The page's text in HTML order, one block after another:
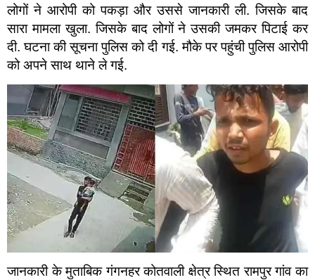
लोगों ने आरोपी को पकड़ा और उससे जानकारी ली. जिसके बाद
सारा मामला खुला. जिसके बाद लोगों ने उसकी जमकर पिटाई कर
दी. घटना की सूचना पुलिस को दी गई. मौके पर पहुंची पुलिस आरोपी
को अपने साथ थाने ले गई.
जानकारी के मुताबिक गंगनहर कोतवाली क्षेत्र स्थित रामपुर गांव का